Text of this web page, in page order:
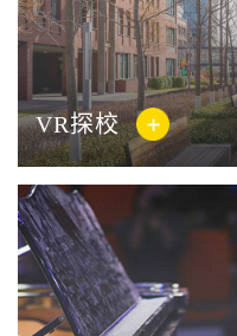
VR探校